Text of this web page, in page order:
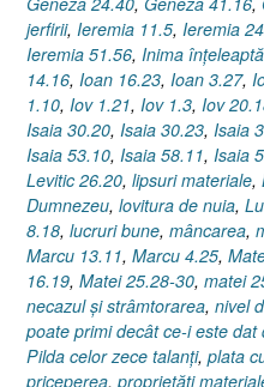
jerfirii, Ieremia 11.5, Ieremia
Ieremia 51.56, Inima
14.16, Ioan 16.23, Ioan 3.27,
1.10, Iov 1.21, Iov 1.3, Iov
Isaia 30.20, Isaia 30.23, Isaia
Isaia 53.10, Isaia 58.11, Isaia
Levitic 26.20, lipsuri materiale,
Dumnezeu, lovitura de nuia,
8.18, lucruri bune, mâncarea,
Marcu 13.11, Marcu 4.25,
16.19, Matei 25.28-30, matei
necazul şi strâmtorarea, nivel
poate primi decât ce-i este dat
Pilda celor zece talanţi, plata
priceperea, proprietăţi